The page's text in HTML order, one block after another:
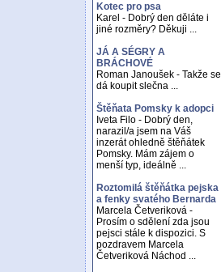
Kotec pro psa
Karel - Dobrý den děláte i
jiné rozměry? Děkuji ...
JÁ A SÉGRY A
BRÁCHOVÉ
Roman Janoušek - Takže se
dá koupit slečna ...
Štěňata Pomsky k adopci
Iveta Filo - Dobrý den,
narazil/a jsem na Váš
inzerát ohledně štěňátek
Pomsky. Mám zájem o
menší typ, ideálně ...
Roztomilá štěňátka pejska
a fenky svatého Bernarda
Marcela Četveriková -
Prosím o sdělení zda jsou
pejsci stále k dispozici. S
pozdravem Marcela
Četveriková Náchod ...